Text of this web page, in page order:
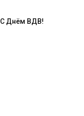
С Днём ВДВ!